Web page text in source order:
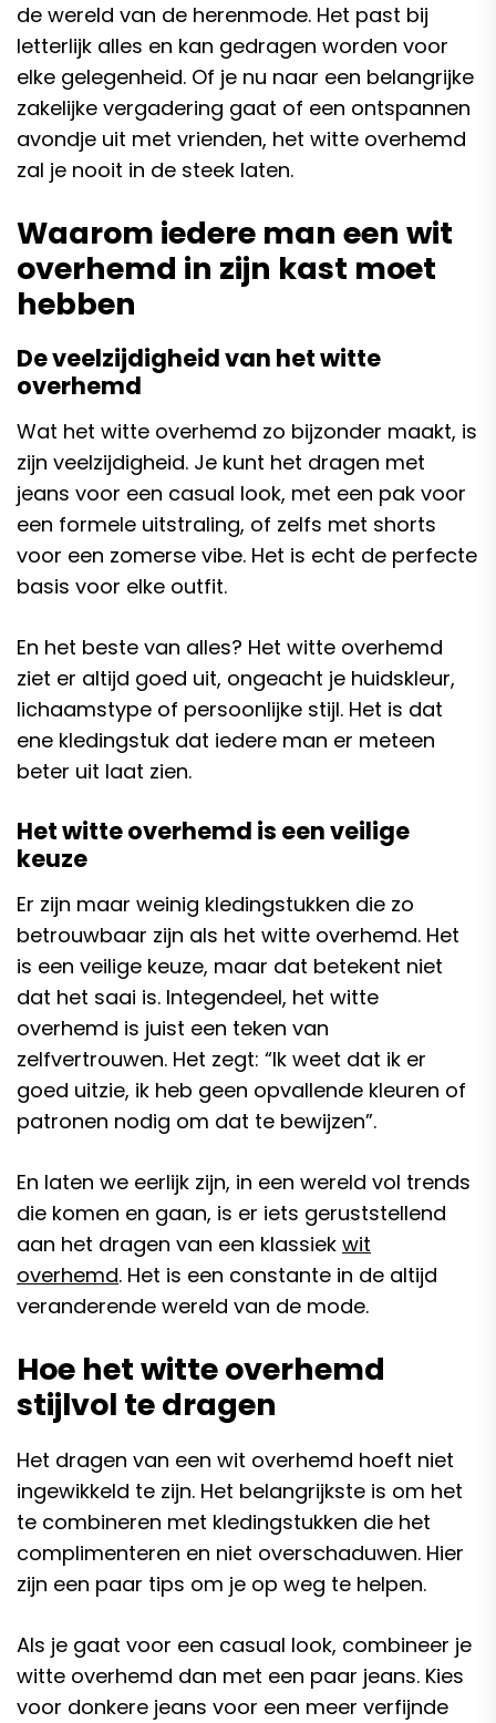
de wereld van de herenmode. Het past bij
letterlijk alles en kan gedragen worden voor
elke gelegenheid. Of je nu naar een belangrijke
zakelijke vergadering gaat of een ontspannen
avondje uit met vrienden, het witte overhemd
zal je nooit in de steek laten.
Waarom iedere man een wit
overhemd in zijn kast moet
hebben
De veelzijdigheid van het witte
overhemd
Wat het witte overhemd zo bijzonder maakt, is
zijn veelzijdigheid. Je kunt het dragen met
jeans voor een casual look, met een pak voor
een formele uitstraling, of zelfs met shorts
voor een zomerse vibe. Het is echt de perfecte
basis voor elke outfit.
En het beste van alles? Het witte overhemd
ziet er altijd goed uit, ongeacht je huidskleur,
lichaamstype of persoonlijke stijl. Het is dat
ene kledingstuk dat iedere man er meteen
beter uit laat zien.
Het witte overhemd is een veilige
keuze
Er zijn maar weinig kledingstukken die zo
betrouwbaar zijn als het witte overhemd. Het
is een veilige keuze, maar dat betekent niet
dat het saai is. Integendeel, het witte
overhemd is juist een teken van
zelfvertrouwen. Het zegt: “Ik weet dat ik er
goed uitzie, ik heb geen opvallende kleuren of
patronen nodig om dat te bewijzen”.
En laten we eerlijk zijn, in een wereld vol trends
die komen en gaan, is er iets geruststellend
aan het dragen van een klassiek wit
overhemd. Het is een constante in de altijd
veranderende wereld van de mode.
Hoe het witte overhemd
stijlvol te dragen
Het dragen van een wit overhemd hoeft niet
ingewikkeld te zijn. Het belangrijkste is om het
te combineren met kledingstukken die het
complimenteren en niet overschaduwen. Hier
zijn een paar tips om je op weg te helpen.
Als je gaat voor een casual look, combineer je
witte overhemd dan met een paar jeans. Kies
voor donkere jeans voor een meer verfijnde